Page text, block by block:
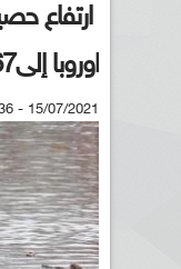
ارتفاع
اوروبا إلى67 قتيلا
15/07/2021 - 19:36